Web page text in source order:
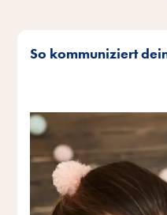
So kommuniziert